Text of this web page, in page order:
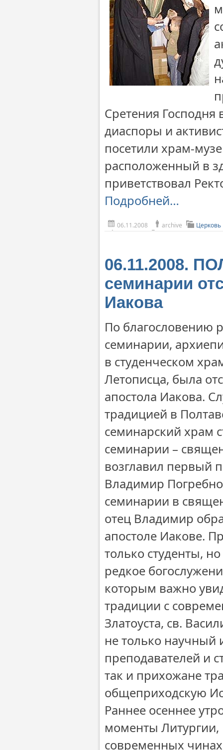
Сретения
диаспоры и
посетили храм-
расположенный в
приветствовал
Подробней…
06.11.2008 archive
06.11.2008.
семинарии
Иакова
По благословению
семинарии,
в студенческом
Летописца, была
апостола Иакова.
традицией в
семинарский храм
семинарии –
возглавил первый
Владимир
семинарии в
отец Владимир
апостоле Иакове.
только студенты,
редкое
которым важно
традиции с
Златоуста, св.
не только научный
преподавателей и
так и прихожане
общеприходскую
Раннее осеннее
моменты
современных